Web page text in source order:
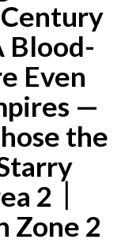
FORUM
AREA
2
SEWM
ZONE
2"
變
化：
他
猶
幾
個
小
時
Blood-
Even
—
the
2｜
Zone 2